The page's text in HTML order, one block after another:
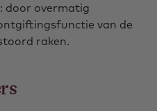
door overmatig
van de
raken.